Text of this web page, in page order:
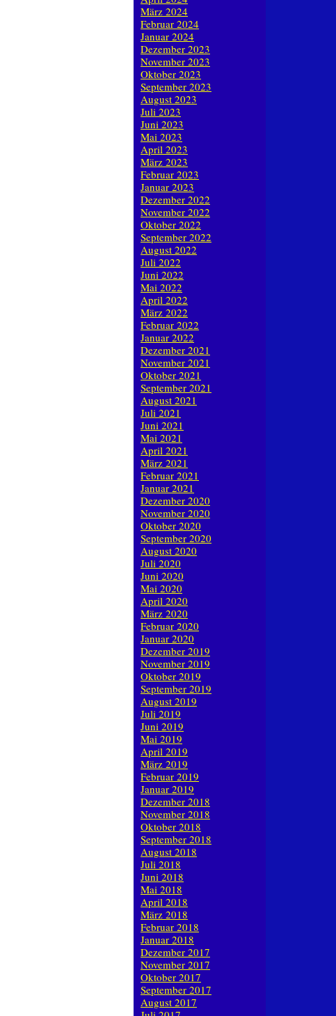
März 2024
Februar 2024
Januar 2024
Dezember 2023
November 2023
Oktober 2023
September 2023
August 2023
Juli 2023
Juni 2023
Mai 2023
April 2023
März 2023
Februar 2023
Januar 2023
Dezember 2022
November 2022
Oktober 2022
September 2022
August 2022
Juli 2022
Juni 2022
Mai 2022
April 2022
März 2022
Februar 2022
Januar 2022
Dezember 2021
November 2021
Oktober 2021
September 2021
August 2021
Juli 2021
Juni 2021
Mai 2021
April 2021
März 2021
Februar 2021
Januar 2021
Dezember 2020
November 2020
Oktober 2020
September 2020
August 2020
Juli 2020
Juni 2020
Mai 2020
April 2020
März 2020
Februar 2020
Januar 2020
Dezember 2019
November 2019
Oktober 2019
September 2019
August 2019
Juli 2019
Juni 2019
Mai 2019
April 2019
März 2019
Februar 2019
Januar 2019
Dezember 2018
November 2018
Oktober 2018
September 2018
August 2018
Juli 2018
Juni 2018
Mai 2018
April 2018
März 2018
Februar 2018
Januar 2018
Dezember 2017
November 2017
Oktober 2017
September 2017
August 2017